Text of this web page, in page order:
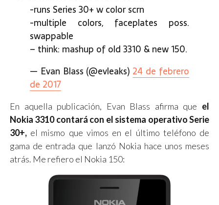
-runs Series 30+ w color scrn
-multiple colors, faceplates poss.
swappable
– think: mashup of old 3310 & new 150.
— Evan Blass (@evleaks) 24 de febrero
de 2017
En aquella publicación, Evan Blass afirma que el
Nokia 3310 contará con el sistema operativo Serie
30+, el mismo que vimos en el último teléfono de
gama de entrada que lanzó Nokia hace unos meses
atrás. Me refiero el Nokia 150: